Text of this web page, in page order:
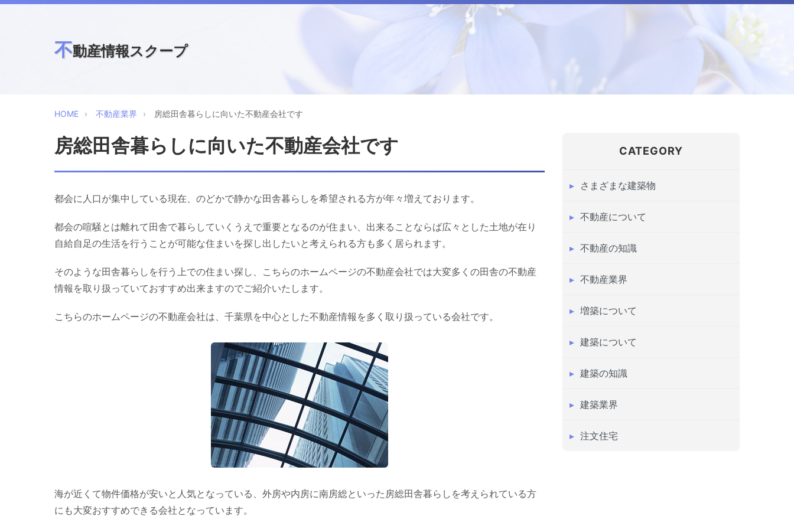
不動産情報スクープ
HOME 不動産業界 房総田舎暮らしに向いた不動産会社です
房総田舎暮らしに向いた不動産会社です
都会に人口が集中している現在、のどかで静かな田舎暮らしを希望される方が年々増えております。
都会の喧騒とは離れて田舎で暮らしていくうえで重要となるのが住まい、出来ることならば広々とした土地が在り
自給自足の生活を行うことが可能な住まいを探し出したいと考えられる方も多く居られます。
そのような田舎暮らしを行う上での住まい探し、こちらのホームページの不動産会社では大変多くの田舎の不動産
情報を取り扱っていておすすめ出来ますのでご紹介いたします。
こちらのホームページの不動産会社は、千葉県を中心とした不動産情報を多く取り扱っている会社です。
海が近くて物件価格が安いと人気となっている、外房や内房に南房総といった房総田舎暮らしを考えられている方
にも大変おすすめできる会社となっています。
CATEGORY
さまざまな建築物
不動産について
不動産の知識
不動産業界
増築について
建築について
建築の知識
建築業界
注文住宅